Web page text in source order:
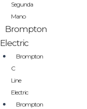
Segunda
Mano
Brompton
Electric
Brompton
C
Line
Electric
Brompton